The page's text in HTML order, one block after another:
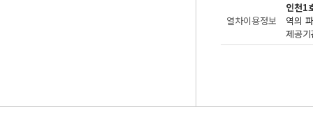
열차이용정보
인천1
역의
제공